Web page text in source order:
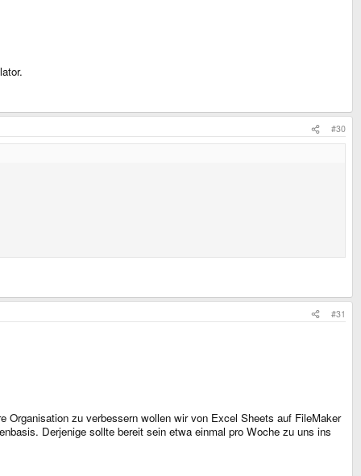
#30
#31
zu verbessern wollen wir von Excel Sheets auf FileMaker
Derjenige sollte bereit sein etwa einmal pro Woche zu uns ins